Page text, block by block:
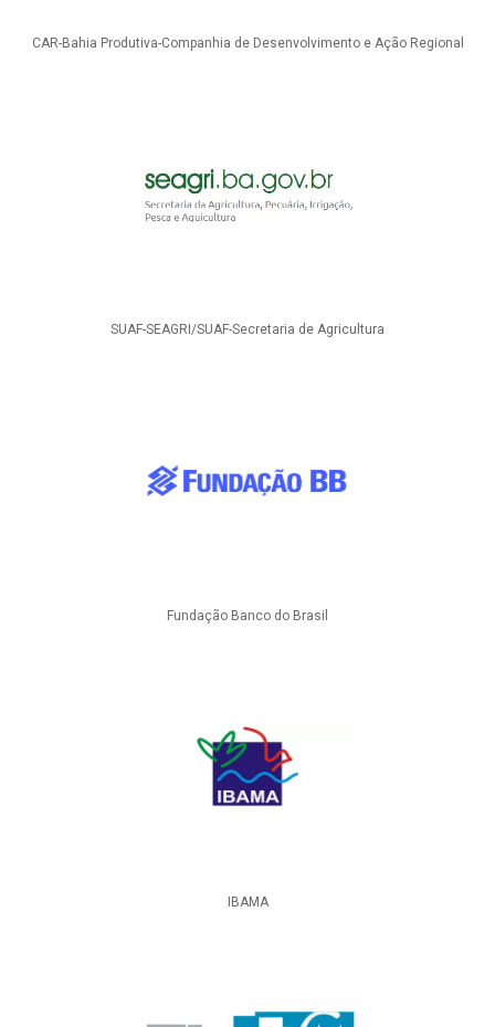
CAR-Bahia Produtiva-Companhia de Desenvolvimento e Ação Regional
SUAF-SEAGRI/SUAF-Secretaria de Agricultura
Fundação Banco do Brasil
IBAMA